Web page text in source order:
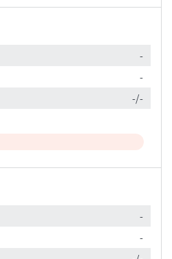
-
-
-/-
-
-